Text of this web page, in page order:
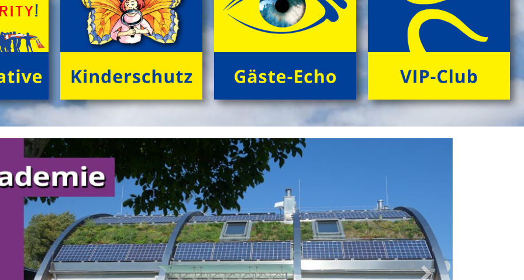
Das klassische
'GrĂźne Insel Camp'sind fĂźnf
kurzweilige, sinnliche Outdoor-Ferientage fĂźr
neugierige Kids (8 bis 12 Jahre) in der trauten
Gemeinschaft von Freund*innen beim Zelten im
grĂźnen Ambiente! Gemeinsam NaturhĂźtten gestalten,
'KletterInsel', â€Ś abends im Kreis dem Knistern des
>'GrĂźne Insel Camp'
'English Adventure Camp'
Enjoy English in exciting camp-life!
Beim tollen Ferienabenteuer 'English Adventure Camp'
plaudern die Kids (10 bis 14 Jahre) im Camp von frĂźh
bis spĂ¤t spielerisch locker 'in English'. Wir 'chatten'
ohne Angst und Computer real drauf los, â€Ś tagsĂźber
bei spannenden Naturabenteuern, beim gemeinsamen
FloĂŸbau und Gestalten von 'nature huts' ebenso wie
abends 'at the campfire'.
>'English Adventure Camp'
> Information & Anmeldung'
> Folder ansehen'